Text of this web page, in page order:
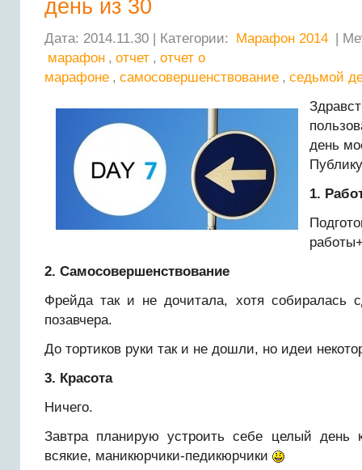
день из 30
Дата: 2014.11.30 | Категории: Марафон 2014 |
марафон , отчет , отчет о
марафоне , самосовершенствование , седьмой
день
1.
2. Самосовершенствование
Фрейда так и не дочитала, хотя собиралась
позавчера.
До тортиков руки так и не дошли, но идеи
3. Красота
Ничего.
Завтра планирую устроить себе целый день
всякие, маникюрчики-педикюрчики